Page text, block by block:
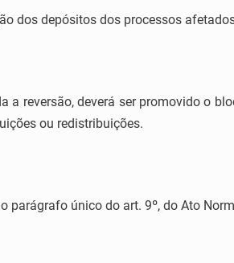
dos depósitos dos processos
a reversão, deverá ser promovido o
ou redistribuições.
parágrafo único do art. 9º, do Ato